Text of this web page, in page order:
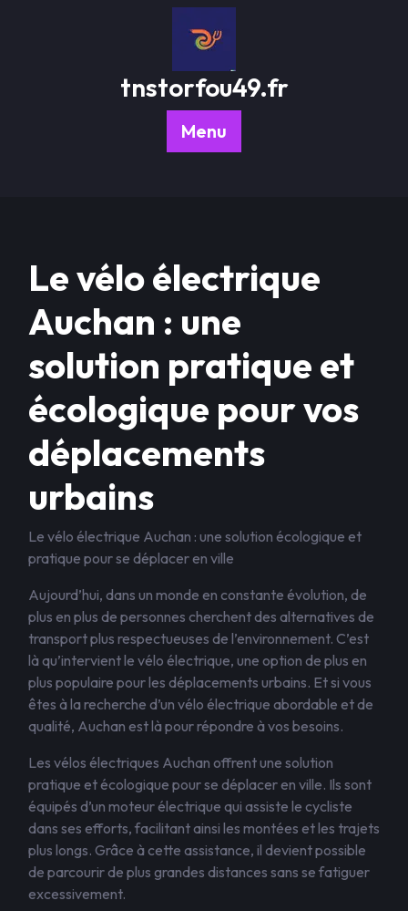
tnstorfou49.fr
Menu
Le vélo électrique
Auchan : une
solution pratique et
écologique pour vos
déplacements
urbains
Le vélo électrique Auchan : une solution écologique et
pratique pour se déplacer en ville
Aujourd’hui, dans un monde en constante évolution, de
plus en plus de personnes cherchent des alternatives de
transport plus respectueuses de l’environnement. C’est
là qu’intervient le vélo électrique, une option de plus en
plus populaire pour les déplacements urbains. Et si vous
êtes à la recherche d’un vélo électrique abordable et de
qualité, Auchan est là pour répondre à vos besoins.
Les vélos électriques Auchan offrent une solution
pratique et écologique pour se déplacer en ville. Ils sont
équipés d’un moteur électrique qui assiste le cycliste
dans ses efforts, facilitant ainsi les montées et les trajets
plus longs. Grâce à cette assistance, il devient possible
de parcourir de plus grandes distances sans se fatiguer
excessivement.